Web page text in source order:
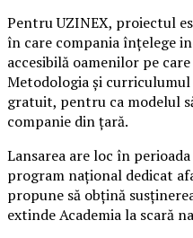
Pentru UZINEX, proiectul
în care compania înțelege
accesibilă oamenilor pe
Metodologia și
gratuit, pentru ca modelul
companie din țară.
Lansarea are loc în
program național dedicat
propune să obțină
extinde Academia la scară